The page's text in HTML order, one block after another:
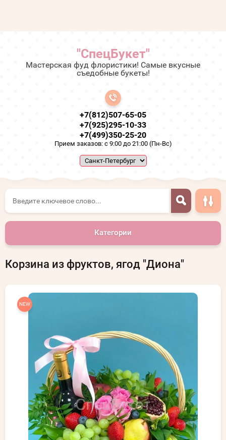
"СпецБукет"
Мастерская фуд флористики! Самые вкусные
съедобные букеты!
+7(812)507-65-05
+7(925)295-10-33
+7(499)350-25-20
Прием заказов: с 9:00 до 21:00 (Пн-Вс)
Категории
Корзина из фруктов, ягод "Диона"
NEW